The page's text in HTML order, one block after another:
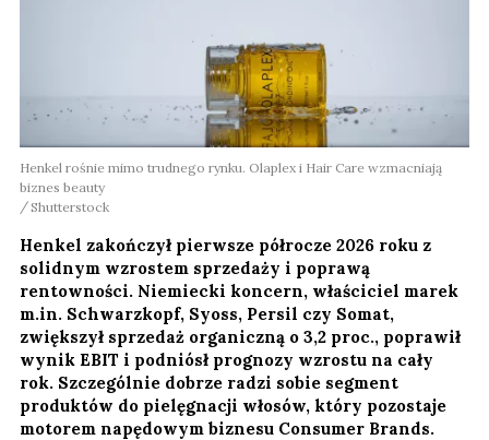
Henkel rośnie mimo trudnego rynku. Olaplex i Hair Care wzmacniają
biznes beauty
Shutterstock
Henkel zakończył pierwsze półrocze 2026 roku z
solidnym wzrostem sprzedaży i poprawą
rentowności. Niemiecki koncern, właściciel marek
m.in. Schwarzkopf, Syoss, Persil czy Somat,
zwiększył sprzedaż organiczną o 3,2 proc., poprawił
wynik EBIT i podniósł prognozy wzrostu na cały
rok. Szczególnie dobrze radzi sobie segment
produktów do pielęgnacji włosów, który pozostaje
motorem napędowym biznesu Consumer Brands.